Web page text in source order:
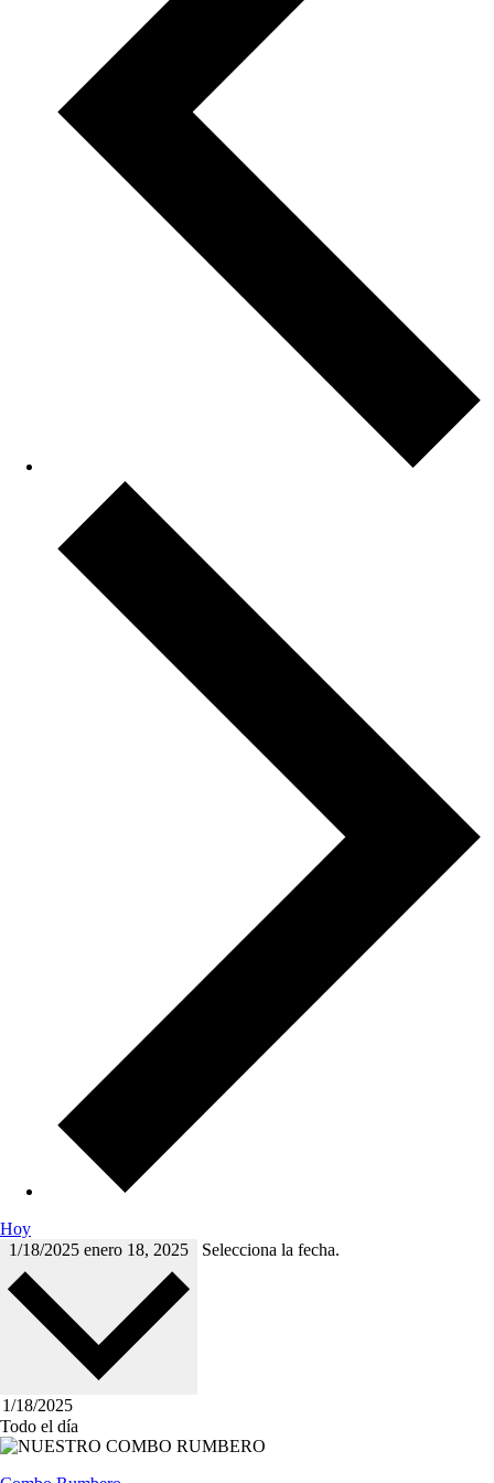
Hoy
1/18/2025 enero 18, 2025 Selecciona la fecha.
Todo el día